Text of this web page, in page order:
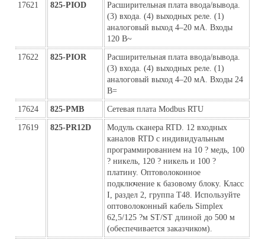
17621 825-PIOD
Расширительная плата ввода/вывода.
(3) входа. (4) выходных реле. (1)
аналоговый выход 4–20 мА. Входы
120 В~
17622 825-PIOR
Расширительная плата ввода/вывода.
(3) входа. (4) выходных реле. (1)
аналоговый выход 4–20 мА. Входы 24
В=
17624 825-PMB Сетевая плата Modbus RTU
17619 825-PR12D
Модуль сканера RTD. 12 входных
каналов RTD с индивидуальным
программированием на 10 ? медь, 100
? никель, 120 ? никель и 100 ?
платину. Оптоволоконное
подключение к базовому блоку. Класс
I, раздел 2, группа T48. Используйте
оптоволоконный кабель Simplex
62,5/125 ?м ST/ST длиной до 500 м
(обеспечивается заказчиком).